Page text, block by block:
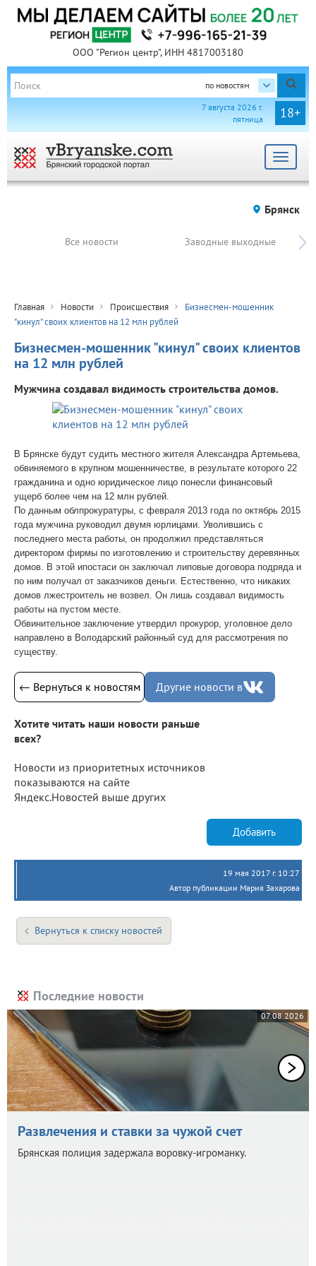
ООО "Регион центр", ИНН 4817003180
по новостям
18+
7 августа 2026 г.
пятница
Toggle
Брянск
Все новости Заводные выходные
Главная Новости Происшествия
Бизнесмен-мошенник
"кинул" своих клиентов на 12 млн рублей
Бизнесмен-мошенник "кинул" своих клиентов
на 12 млн рублей
Мужчина создавал видимость строительства домов.
В Брянске будут судить местного жителя Александра Артемьева,
обвиняемого в крупном мошенничестве, в результате которого 22
гражданина и одно юридическое лицо понесли финансовый
ущерб более чем на 12 млн рублей.
По данным облпрокуратуры, с февраля 2013 года по октябрь 2015
года мужчина руководил двумя юрлицами. Уволившись с
последнего места работы, он продолжил представляться
директором фирмы по изготовлению и строительству деревянных
домов. В этой ипостаси он заключал липовые договора подряда и
по ним получал от заказчиков деньги. Естественно, что никаких
домов лжестроитель не возвел. Он лишь создавал видимость
работы на пустом месте.
Обвинительное заключение утвердил прокурор, уголовное дело
направлено в Володарский районный суд для рассмотрения по
существу.
← Вернуться к новостям Другие новости в
Хотите читать наши новости раньше
всех?
Новости из приоритетных источников
показываются на сайте
Яндекс.Новостей выше других
Добавить
19 мая 2017 г. 10:27
Автор публикации Мария Захарова
Вернуться к списку новостей
Последние новости
07.08.2026
Развлечения и ставки за чужой счет
Брянская полиция задержала воровку-игроманку.